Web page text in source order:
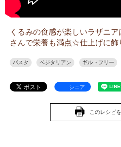
くるみの食感が楽しいラザニ
さんで栄養も満点☆仕上げに飾
パスタ ベジタリアン ギルトフリー
シェア
このレシピ